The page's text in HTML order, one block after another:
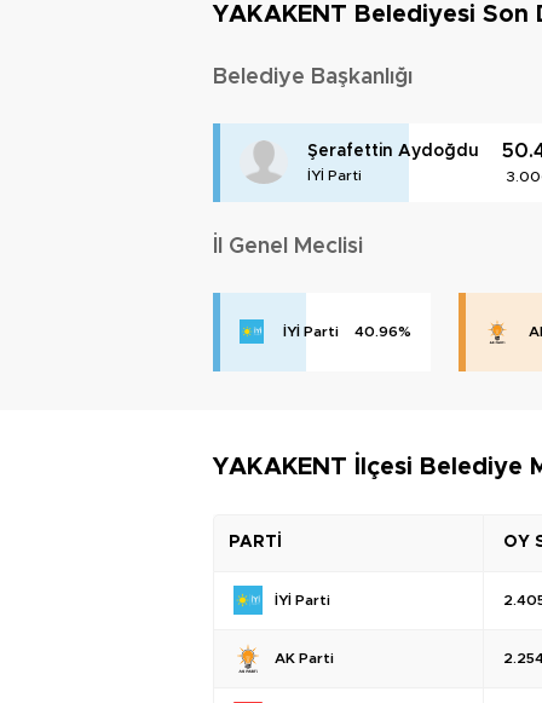
YAKAKENT Belediyesi Son
Belediye Başkanlığı
Şerafettin Aydoğdu
İYİ Parti
İl Genel Meclisi
İYİ Parti 40.96%
YAKAKENT İlçesi Belediye
PARTİ OY
İYİ Parti
AK Parti